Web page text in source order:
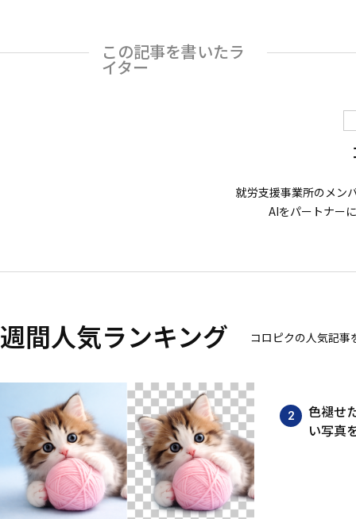
この記事を書いたラ
イター
就労支援事業所のメン
AIをパートナー
週間人気ランキング コロピクの人気記事
色褪せ
い写真